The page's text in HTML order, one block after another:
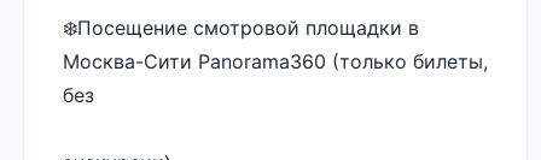
❄️Посещение смотровой площадки в
Москва-Сити Panorama360 (только билеты,
без